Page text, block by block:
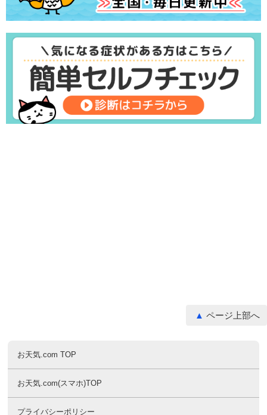
ページ上部へ
お天気.com TOP
お天気.com(スマホ)TOP
プライバシーポリシー